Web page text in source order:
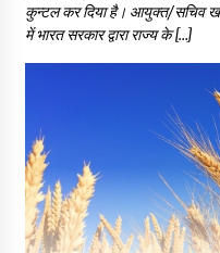
कुन्टल कर दिया है। आयुक्त/सचिव
में भारत सरकार द्वारा राज्य के […]